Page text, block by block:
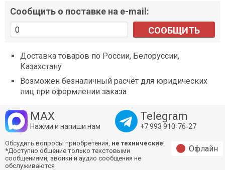
Сообщить о поставке на e-mail:
СООБЩИТЬ
Доставка товаров по России, Белоруссии,
Казахстану
Возможен безналичный расчёт для юридических
лиц при оформлении заказа
MAX
Нажми и напиши нам
Telegram
+7 993 910‑76‑27
Обсудить вопросы приобретения, не технические!
*Доступно общение только текстовыми
сообщениями, звонки и аудио сообщения не
обслуживаются
Офлайн